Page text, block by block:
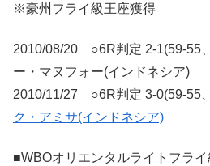
※豪州フライ級王座獲得
2010/08/20 ○6R判定 2-1(59-55
ー・マヌフォー(インドネシア)
2010/11/27 ○6R判定 3-0(59-55
ク・アミサ(インドネシア)
■WBOオリエンタルライトフラ